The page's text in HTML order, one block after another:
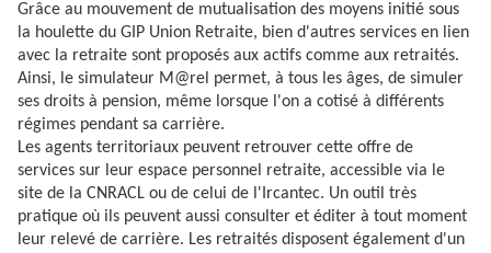
Grâce au mouvement de mutualisation des moyens initié sous
la houlette du GIP Union Retraite, bien d'autres services en lien
avec la retraite sont proposés aux actifs comme aux retraités.
Ainsi, le simulateur M@rel permet, à tous les âges, de simuler
ses droits à pension, même lorsque l'on a cotisé à différents
régimes pendant sa carrière.
Les agents territoriaux peuvent retrouver cette offre de
services sur leur espace personnel retraite, accessible via le
site de la CNRACL ou de celui de l'Ircantec. Un outil très
pratique où ils peuvent aussi consulter et éditer à tout moment
leur relevé de carrière. Les retraités disposent également d'un